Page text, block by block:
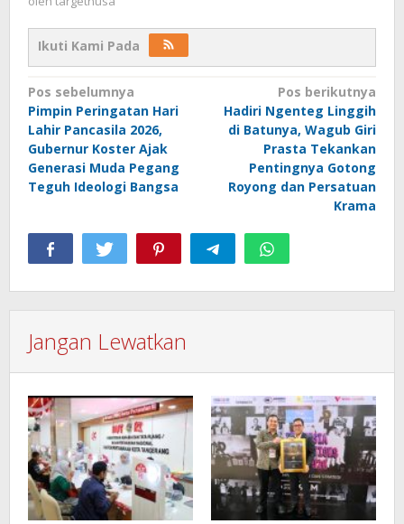
Ikuti Kami Pada
Navigasi
pos
Pos sebelumnya
Pimpin Peringatan Hari
Lahir Pancasila 2026,
Gubernur Koster Ajak
Generasi Muda Pegang
Teguh Ideologi Bangsa
Pos berikutnya
Hadiri Ngenteg Linggih
di Batunya, Wagub Giri
Prasta Tekankan
Pentingnya Gotong
Royong dan Persatuan
Krama
Jangan Lewatkan